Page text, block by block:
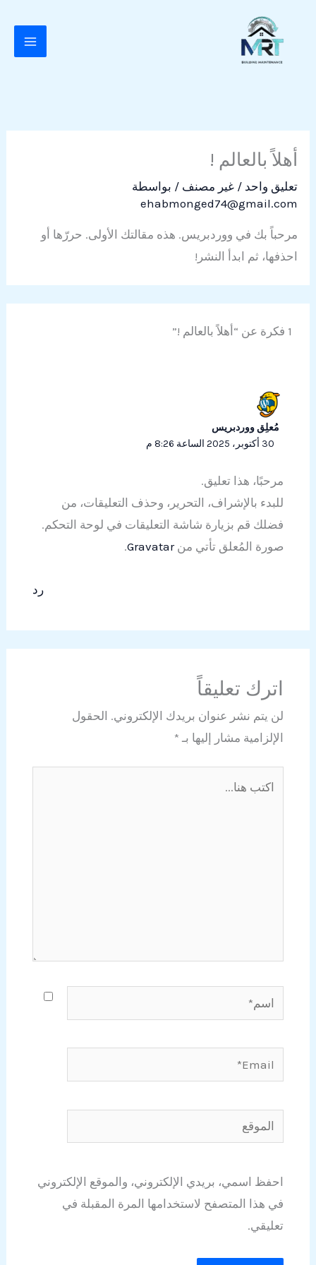
المحتوى
أهلاً بالعالم !
تعليق واحد /غير مصنف / بواسطة
ehabmonged74@gmail.com
مرحباً بك في ووردبريس. هذه مقالتك الأولى. حررّها أو
احذفها، ثم ابدأ النشر!
1 فكرة عن “أهلاً بالعالم !”
مُعلِق ووردبريس
30 أكتوبر، 2025 الساعة 8:26 م
مرحبًا، هذا تعليق.
للبدء بالإشراف، التحرير، وحذف التعليقات، من
فضلك قم بزيارة شاشة التعليقات في لوحة التحكم.
صورة المُعلق تأتي منGravatar
.
رد
اترك تعليقاً
لن يتم نشر عنوان بريدك الإلكتروني. الحقول
الإلزامية مشار إليها بـ *
اسم*
Email*
الموقع
احفظ اسمي، بريدي الإلكتروني، والموقع الإلكتروني
في هذا المتصفح لاستخدامها المرة المقبلة في
تعليقي.